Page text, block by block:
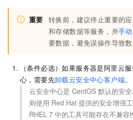
重要 转换前，建议停止重要的
和存储数据等服务，并手
要数据，避免误操作导致数
（条件必选）如果服务器是阿里云
心，需要先卸载云安全中心客户端。
云安全中心是 CentOS 默认的安
则使用 Red Hat 提供的安全增强
RHEL 7 中的工具可能存在不兼容